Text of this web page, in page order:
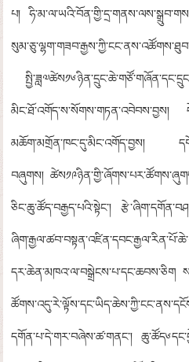
པ།
མིང་ཐོ་འགོད་ས་སོགས་གཏན་འབེབས་བྱས།
མཆོག་མགྲོན་ཁང་དུ་མིང་འགོད་བྱས།
བཞུགས།
ཅིང་ཆུ་ཚོད་བརྒྱད་པའི་སྟེང་།
དར་ཆེན་མཁའ་ལ་བསྒྲེངས་པ་དང་ཆབས་ཅིག
དགོན་པ་དེ་གར་བཞེས་ཚ་གནང་།